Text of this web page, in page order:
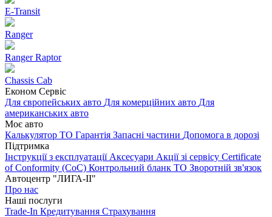
E-Transit
Ranger
Ranger Raptor
Chassis Cab
Економ Сервіс
Для європейських авто Для комерційних авто Для
американських авто
Моє авто
Калькулятор ТО Гарантія Запасні частини Допомога в дорозі
Підтримка
Інструкції з експлуатації Аксесуари Акції зі сервісу Certificate
of Conformity (CoC) Контрольний бланк ТО Зворотній зв'язок
Автоцентр "ЛИГА-ІІ"
Про нас
Наші послуги
Trade-In Кредитування Страхування